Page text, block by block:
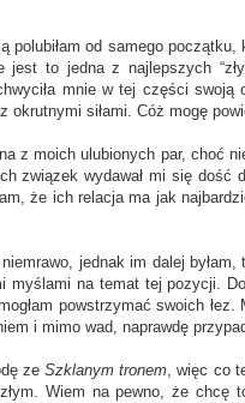
polubiłam od samego początku,
jest to jedna z najlepszych
mnie w tej części swoją
okrutnymi siłami. Cóż mogę
z moich ulubionych par, choć
związek wydawał mi się dość
że ich relacja ma jak
jednak im dalej
myślami na temat tej pozycji.
powstrzymać swoich
i mimo wad, naprawdę
ze Szklanym tronem, więc co
Wiem na pewno, że chcę